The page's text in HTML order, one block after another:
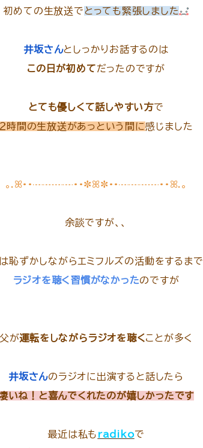
初めての生放送で とっても緊張しました
井坂さんとしっかりお話するのは
この日が初めてだったのですが
とても優しくて話しやすい方で
２時間の生放送があっという間に感じました
｡.ꕤ••┈┈┈┈••✼ꕤ✼••┈┈┈┈••ꕤ.｡
余談ですが、、
恥ずかしながらエミフルズの活動をするまで
ラジオを聴く習慣がなかったのですが
父が運転をしながらラジオを聴くことが多く
井坂さんのラジオに出演すると話したら
いね！と喜んでくれたのが嬉しかったです
最近は私も radikoで